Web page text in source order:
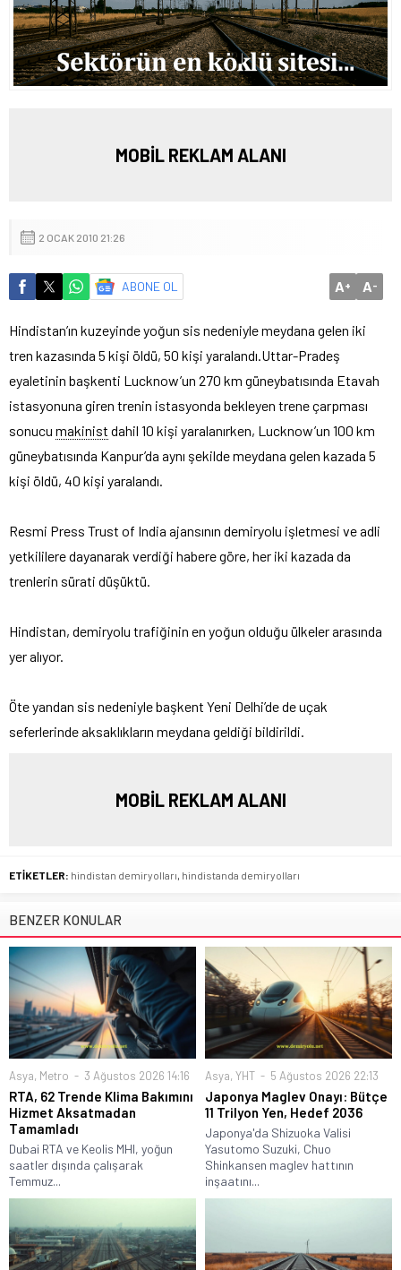
MOBİL REKLAM ALANI
2 OCAK 2010 21:26
ABONE OL A+ A-
Hindistan’ın kuzeyinde yoğun sis nedeniyle meydana gelen iki
tren kazasında 5 kişi öldü, 50 kişi yaralandı. Uttar-Pradeş
eyaletinin başkenti Lucknow’un 270 km güneybatısında Etavah
istasyonuna giren trenin istasyonda bekleyen trene çarpması
sonucu makinist dahil 10 kişi yaralanırken, Lucknow’un 100 km
güneybatısında Kanpur’da aynı şekilde meydana gelen kazada 5
kişi öldü, 40 kişi yaralandı.
Resmi Press Trust of India ajansının demiryolu işletmesi ve adli
yetkililere dayanarak verdiği habere göre, her iki kazada da
trenlerin sürati düşüktü.
Hindistan, demiryolu trafiğinin en yoğun olduğu ülkeler arasında
yer alıyor.
Öte yandan sis nedeniyle başkent Yeni Delhi’de de uçak
seferlerinde aksaklıkların meydana geldiği bildirildi.
MOBİL REKLAM ALANI
ETİKETLER: hindistan demiryolları hindistanda demiryolları
BENZER KONULAR
Asya, Metro 3 Ağustos 2026 14:16
RTA, 62 Trende Klima Bakımını
Hizmet Aksatmadan
Tamamladı
Dubai RTA ve Keolis MHI, yoğun
saatler dışında çalışarak
Temmuz...
Asya, YHT 5 Ağustos 2026 22:13
Japonya Maglev Onayı: Bütçe
11 Trilyon Yen, Hedef 2036
Japonya'da Shizuoka Valisi
Yasutomo Suzuki, Chuo
Shinkansen maglev hattının
inşaatını...